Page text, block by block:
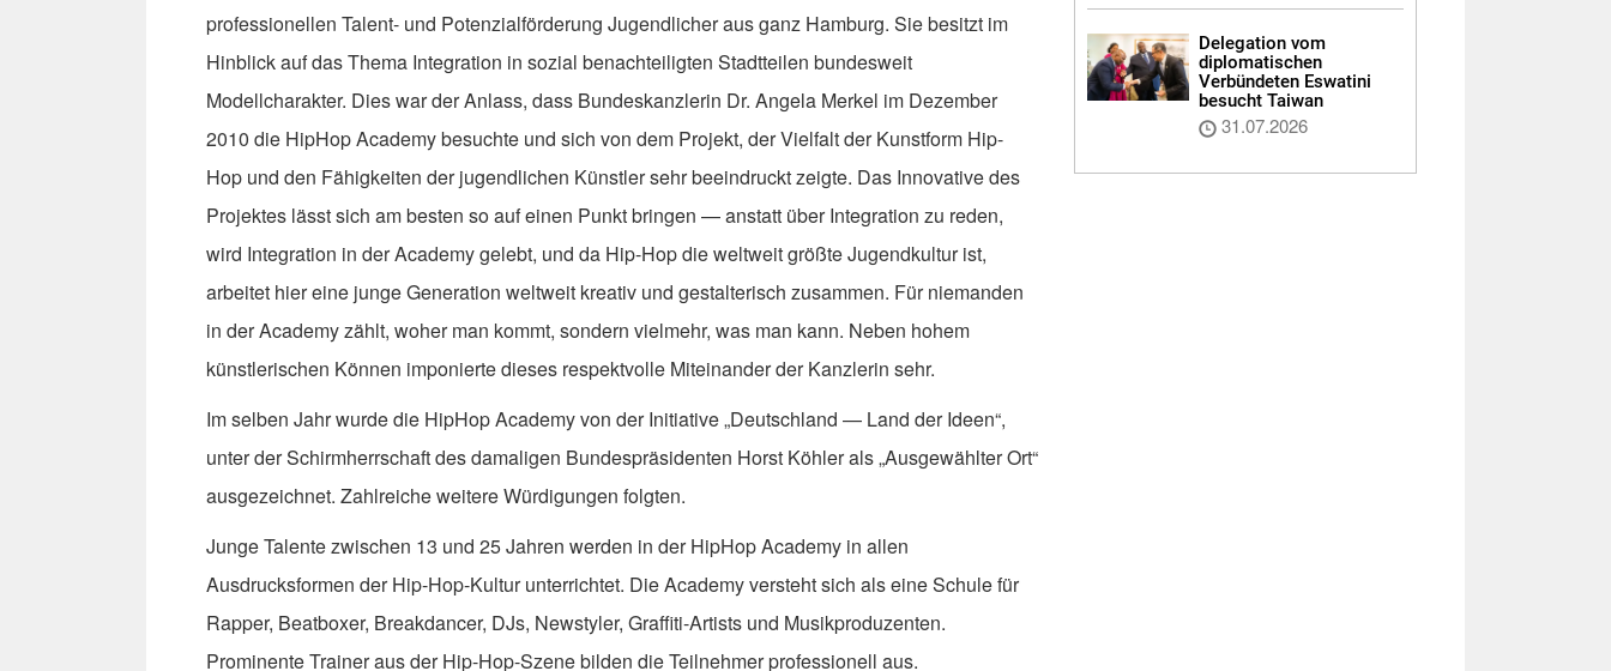
professionellen Talent- und Potenzialförderung Jugendlicher aus ganz Hamburg. Sie besitzt im
Hinblick auf das Thema Integration in sozial benachteiligten Stadtteilen bundesweit
Modellcharakter. Dies war der Anlass, dass Bundeskanzlerin Dr. Angela Merkel im Dezember
2010 die HipHop Academy besuchte und sich von dem Projekt, der Vielfalt der Kunstform Hip-
Hop und den Fähigkeiten der jugendlichen Künstler sehr beeindruckt zeigte. Das Innovative des
Projektes lässt sich am besten so auf einen Punkt bringen — anstatt über Integration zu reden,
wird Integration in der Academy gelebt, und da Hip-Hop die weltweit größte Jugendkultur ist,
arbeitet hier eine junge Generation weltweit kreativ und gestalterisch zusammen. Für niemanden
in der Academy zählt, woher man kommt, sondern vielmehr, was man kann. Neben hohem
künstlerischen Können imponierte dieses respektvolle Miteinander der Kanzlerin sehr.
Im selben Jahr wurde die HipHop Academy von der Initiative „Deutschland — Land der Ideen“,
unter der Schirmherrschaft des damaligen Bundespräsidenten Horst Köhler als „Ausgewählter Ort“
ausgezeichnet. Zahlreiche weitere Würdigungen folgten.
Junge Talente zwischen 13 und 25 Jahren werden in der HipHop Academy in allen
Ausdrucksformen der Hip-Hop-Kultur unterrichtet. Die Academy versteht sich als eine Schule für
Rapper, Beatboxer, Breakdancer, DJs, Newstyler, Graffiti-Artists und Musikproduzenten.
Prominente Trainer aus der Hip-Hop-Szene bilden die Teilnehmer professionell aus.
Delegation vom
diplomatischen
Verbündeten Eswatini
besucht Taiwan
31.07.2026